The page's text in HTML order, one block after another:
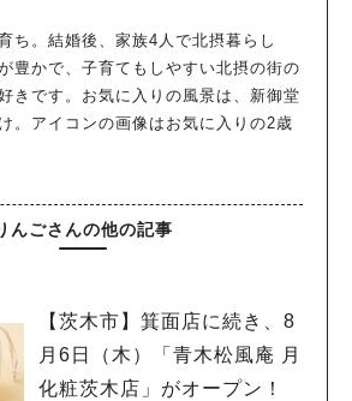
ち。結婚後、家族4人で北摂暮らし
豊かで、子育てもしやすい北摂の街の
きです。お気に入りの風景は、新御堂
。アイコンの画像はお気に入りの2歳
んごさんの他の記事
【茨木市】箕面店に続き、8
月6日（木）「青木松風庵 月
化粧茨木店」がオープン！